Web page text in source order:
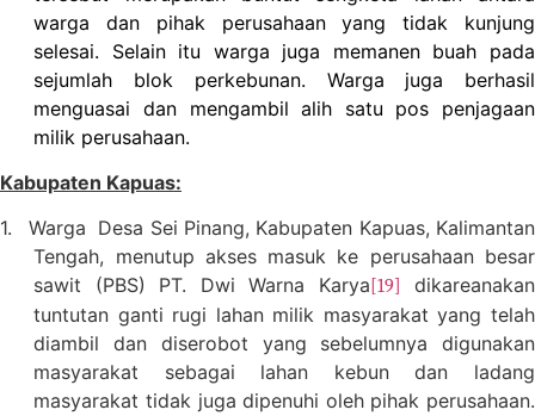
warga dan pihak perusahaan yang tidak kunjung
selesai.
Selain itu warga juga memanen buah pada
sejumlah blok perkebunan. Warga juga berhasil
menguasai dan mengambil alih satu pos penjagaan
milik perusahaan.
Kabupaten Kapuas:
1.
Warga Desa Sei Pinang, Kabupaten Kapuas, Kalimantan
Tengah, menutup akses masuk ke perusahaan besar
sawit (PBS) PT. Dwi Warna Karya[19]
dikareanakan
tuntutan ganti rugi lahan milik masyarakat yang telah
diambil dan diserobot yang sebelumnya digunakan
masyarakat sebagai lahan kebun dan ladang
masyarakat tidak juga dipenuhi oleh pihak perusahaan.